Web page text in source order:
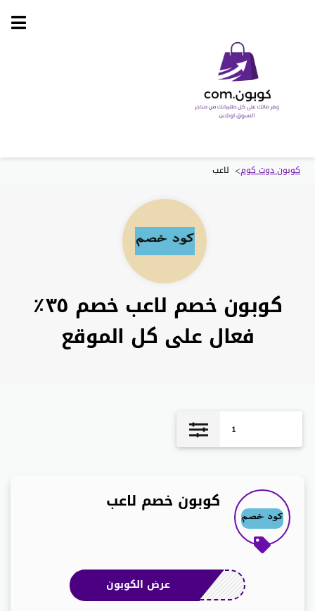
Skip
كوبون دوت كوم> لاعب
كوبون خصم لاعب خصم ٣٥٪
فعال على كل الموقع
1
كوبون خصم لاعب
عرض الكوبون